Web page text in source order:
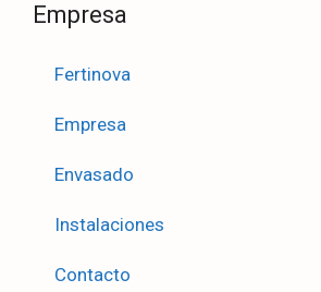
Empresa
Fertinova
Empresa
Envasado
Instalaciones
Contacto